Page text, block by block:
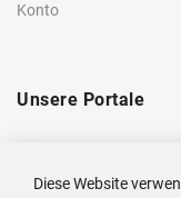
Konto
Unsere Portale
Diese Website